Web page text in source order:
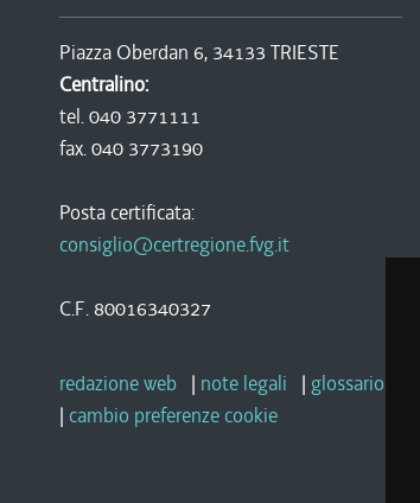
Piazza Oberdan 6, 34133 TRIESTE
Centralino:
tel. 040 3771111
fax. 040 3773190
Posta certificata:
consiglio@certregione.fvg.it
C.F. 80016340327
redazione web | note legali | glossario
| cambio preferenze cookie